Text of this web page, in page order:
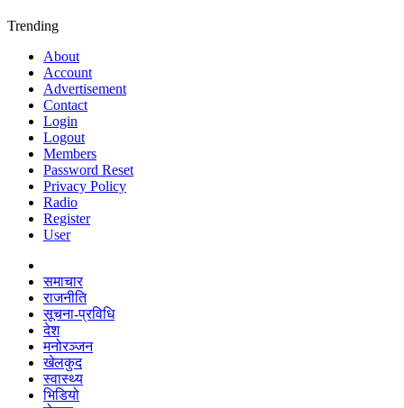
Trending
About
Account
Advertisement
Contact
Login
Logout
Members
Password Reset
Privacy Policy
Radio
Register
User
समाचार
राजनीति
सूचना-प्रविधि
देश
मनोरञ्जन
खेलकुद
स्वास्थ्य
भिडियो